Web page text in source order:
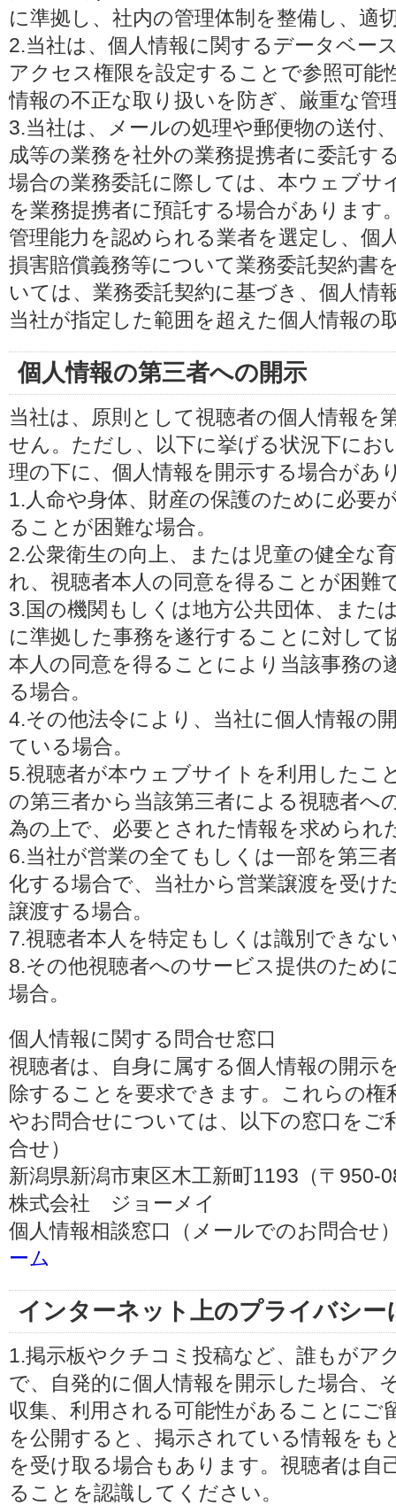
に準拠し、社内の管理体制を整備し、適
2.当社は、個人情報に関するデータベー
アクセス権限を設定することで参照可能
情報の不正な取り扱いを防ぎ、厳重な管
3.当社は、メールの処理や郵便物の送付
成等の業務を社外の業務提携者に委託す
場合の業務委託に際しては、本ウェブサ
を業務提携者に預託する場合があります
管理能力を認められる業者を選定し、個
損害賠償義務等について業務委託契約書
いては、業務委託契約に基づき、個人情
当社が指定した範囲を超えた個人情報の
個人情報の第三者への開示
当社は、原則として視聴者の個人情報を
せん。ただし、以下に挙げる状況下にお
理の下に、個人情報を開示する場合があ
1.人命や身体、財産の保護のために必要
ることが困難な場合。
2.公衆衛生の向上、または児童の健全な
れ、視聴者本人の同意を得ることが困難
3.国の機関もしくは地方公共団体、また
に準拠した事務を遂行することに対して
本人の同意を得ることにより当該事務の
る場合。
4.その他法令により、当社に個人情報の
ている場合。
5.視聴者が本ウェブサイトを利用したこ
の第三者から当該第三者による視聴者へ
為の上で、必要とされた情報を求められ
6.当社が営業の全てもしくは一部を第三
化する場合で、当社から営業譲渡を受け
譲渡する場合。
7.視聴者本人を特定もしくは識別できな
8.その他視聴者へのサービス提供のため
場合。
個人情報に関する問合せ窓口
視聴者は、自身に属する個人情報の開示
除することを要求できます。これらの権
やお問合せについては、以下の窓口をご
合せ）
新潟県新潟市東区木工新町1193（〒950-
株式会社 ジョーメイ
個人情報相談窓口（メールでのお問合せ
ーム
インターネット上のプライバシー
1.掲示板やクチコミ投稿など、誰もがア
で、自発的に個人情報を開示した場合、
収集、利用される可能性があることに
を公開すると、掲示されている情報を
を受け取る場合もあります。視聴者は自
ることを認識してください。